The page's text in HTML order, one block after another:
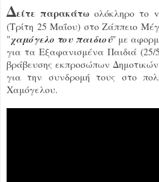
Δείτε παρακάτωολόκληρο το
(Τρίτη 25 Μαΐου) στο Ζάππειο
"χαμόγελο του παιδιού" με
για τα Εξαφανισμένα Παιδιά (25/
βράβευσης εκπροσώπων
για την συνδρομή τους στο
Χαμόγελου.